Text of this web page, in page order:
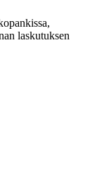
laskutuksen